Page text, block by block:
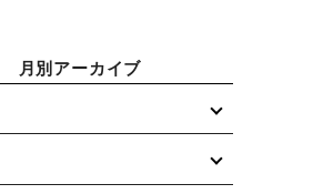
月別アーカイブ